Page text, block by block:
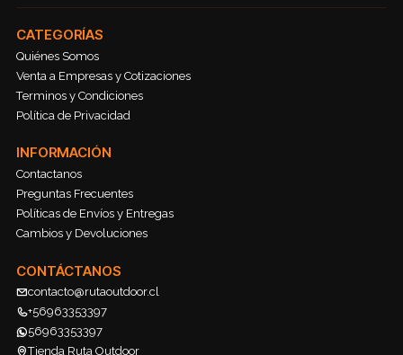
CATEGORÍAS
Quiénes Somos
Venta a Empresas y Cotizaciones
Terminos y Condiciones
Política de Privacidad
INFORMACIÓN
Contactanos
Preguntas Frecuentes
Políticas de Envíos y Entregas
Cambios y Devoluciones
CONTÁCTANOS
contacto@rutaoutdoor.cl
+56963353397
56963353397
Tienda Ruta Outdoor